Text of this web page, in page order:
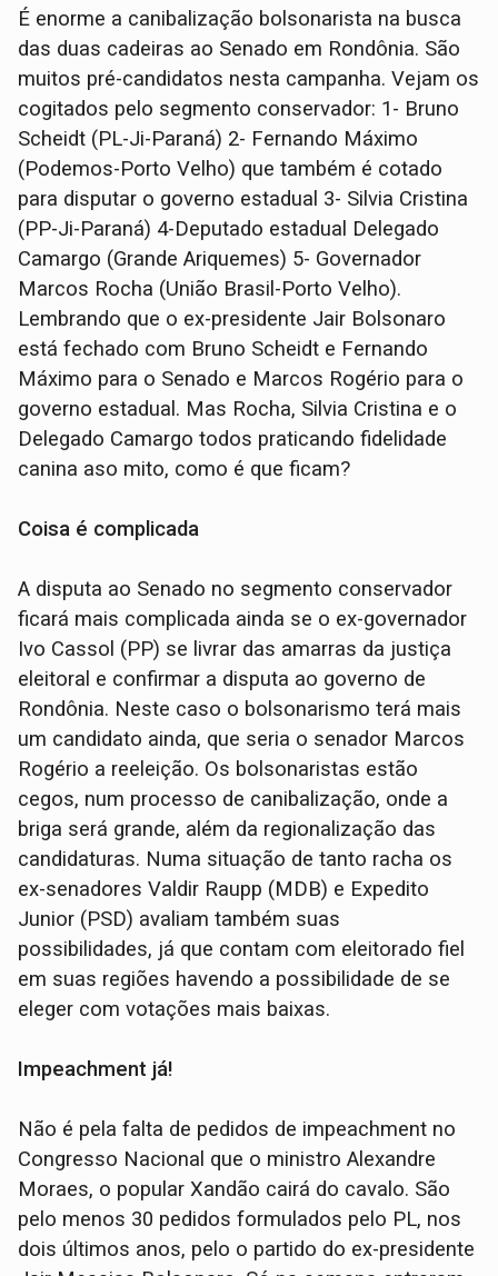
É enorme a canibalização bolsonarista na busca
das duas cadeiras ao Senado em Rondônia. São
muitos pré-candidatos nesta campanha. Vejam os
cogitados pelo segmento conservador: 1- Bruno
Scheidt (PL-Ji-Paraná) 2- Fernando Máximo
(Podemos-Porto Velho) que também é cotado
para disputar o governo estadual 3- Silvia Cristina
(PP-Ji-Paraná) 4-Deputado estadual Delegado
Camargo (Grande Ariquemes) 5- Governador
Marcos Rocha (União Brasil-Porto Velho).
Lembrando que o ex-presidente Jair Bolsonaro
está fechado com Bruno Scheidt e Fernando
Máximo para o Senado e Marcos Rogério para o
governo estadual. Mas Rocha, Silvia Cristina e o
Delegado Camargo todos praticando fidelidade
canina aso mito, como é que ficam?
Coisa é complicada
A disputa ao Senado no segmento conservador
ficará mais complicada ainda se o ex-governador
Ivo Cassol (PP) se livrar das amarras da justiça
eleitoral e confirmar a disputa ao governo de
Rondônia. Neste caso o bolsonarismo terá mais
um candidato ainda, que seria o senador Marcos
Rogério a reeleição. Os bolsonaristas estão
cegos, num processo de canibalização, onde a
briga será grande, além da regionalização das
candidaturas. Numa situação de tanto racha os
ex-senadores Valdir Raupp (MDB) e Expedito
Junior (PSD) avaliam também suas
possibilidades, já que contam com eleitorado fiel
em suas regiões havendo a possibilidade de se
eleger com votações mais baixas.
Impeachment já!
Não é pela falta de pedidos de impeachment no
Congresso Nacional que o ministro Alexandre
Moraes, o popular Xandão cairá do cavalo. São
pelo menos 30 pedidos formulados pelo PL, nos
dois últimos anos, pelo o partido do ex-presidente